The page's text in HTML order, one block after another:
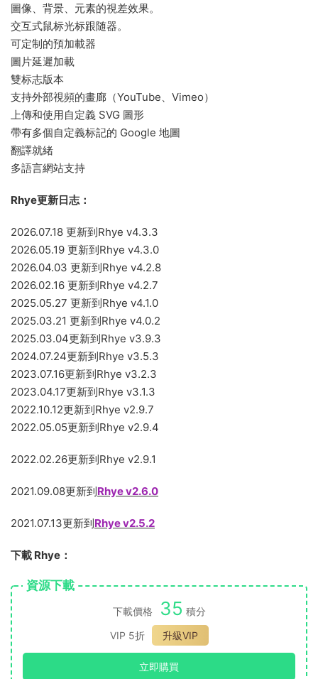
圖像、背景、元素的視差效果。
交互式鼠标光标跟随器。
可定制的預加載器
圖片延遲加載
雙标志版本
支持外部視頻的畫廊（YouTube、Vimeo）
上傳和使用自定義 SVG 圖形
帶有多個自定義标記的 Google 地圖
翻譯就緒
多語言網站支持
Rhye更新日志：
2026.07.18 更新到Rhye v4.3.3
2026.05.19 更新到Rhye v4.3.0
2026.04.03 更新到Rhye v4.2.8
2026.02.16 更新到Rhye v4.2.7
2025.05.27 更新到Rhye v4.1.0
2025.03.21 更新到Rhye v4.0.2
2025.03.04更新到Rhye v3.9.3
2024.07.24更新到Rhye v3.5.3
2023.07.16更新到Rhye v3.2.3
2023.04.17更新到Rhye v3.1.3
2022.10.12更新到Rhye v2.9.7
2022.05.05更新到Rhye v2.9.4
2022.02.26更新到Rhye v2.9.1
2021.09.08更新到Rhye v2.6.0
2021.07.13更新到Rhye v2.5.2
下載 Rhye：
資源下載
下載價格 35 積分
VIP 5折
升級VIP
立即購買